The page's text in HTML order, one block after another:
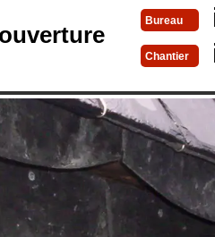
Bureau
Chantier